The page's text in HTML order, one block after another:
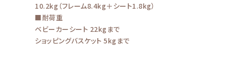
10.2kg（フレーム8.4kg＋シート1.8kg）
■耐荷重
ベビーカーシート 22kgまで
ショッピングバスケット 5kgまで